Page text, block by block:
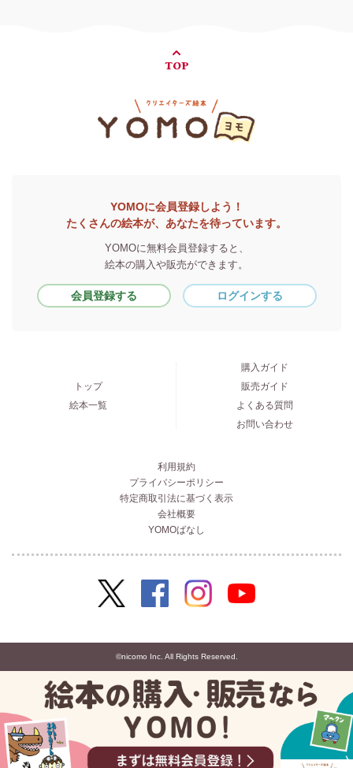
TOP
YOMOに会員登録しよう！
たくさんの絵本が、あなたを待っています。
YOMOに無料会員登録すると、
絵本の購入や販売ができます。
会員登録する ログインする
トップ
絵本一覧
購入ガイド
販売ガイド
よくある質問
お問い合わせ
利用規約
プライバシーポリシー
特定商取引法に基づく表示
会社概要
YOMOばなし
©nicomo Inc. All Rights Reserved.